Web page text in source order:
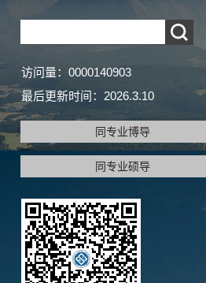
访问量： 0000140903
最后更新时间： 2026.3.10
同专业博导
同专业硕导